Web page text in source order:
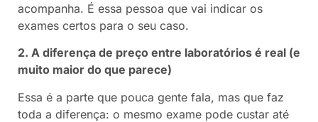
acompanha. É essa pessoa que vai indicar os
exames certos para o seu caso.
2. A diferença de preço entre laboratórios é real (e
muito maior do que parece)
Essa é a parte que pouca gente fala, mas que faz
toda a diferença: o mesmo exame pode custar até